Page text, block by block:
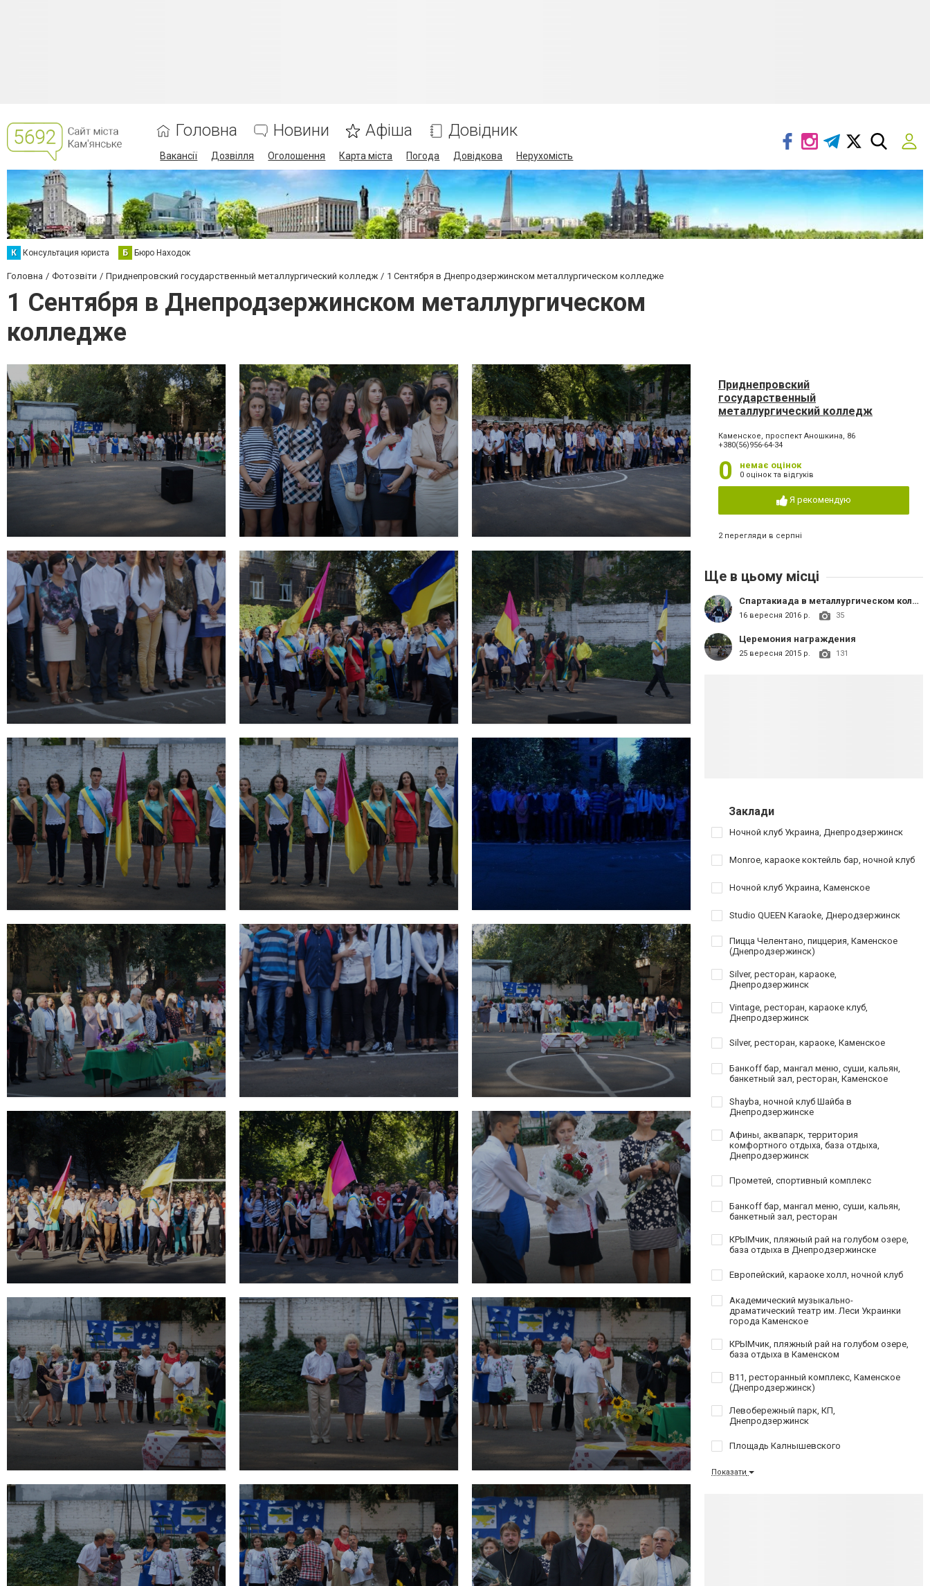
Головна Новини Афіша Довідник
Вакансії Дозвілля Оголошення Карта міста Погода Довідкова Нерухомість
К Консультация юриста Б Бюро Находок
Головна Фотозвіти Приднепровский государственный металлургический колледж 1 Сентября в Днепродзержинском металлургическом колледже
1 Сентября в Днепродзержинском металлургическом
колледже
Приднепровский
государственный
металлургический колледж
Каменское, проспект Аношкина, 86
+380(56)956-64-34
0 немає оцінок
0 оцінок та відгуків
Я рекомендую
2 перегляди в серпні
Ще в цьому місці
Спартакиада в металлургическом колледже
16 вересня 2016 р. 35
Церемония награждения
25 вересня 2015 р. 131
Заклади
Ночной клуб Украина, Днепродзержинск
Monroe, караоке коктейль бар, ночной клуб
Ночной клуб Украина, Каменское
Studio QUEEN Karaoke, Днеродзержинск
Пицца Челентано, пиццерия, Каменское
(Днепродзержинск)
Silver, ресторан, караоке,
Днепродзержинск
Vintage, ресторан, караоке клуб,
Днепродзержинск
Silver, ресторан, караоке, Каменское
Банкoff бар, мангал меню, суши, кальян,
банкетный зал, ресторан, Каменское
Shayba, ночной клуб Шайба в
Днепродзержинске
Афины, аквапарк, территория
комфортного отдыха, база отдыха,
Днепродзержинск
Прометей, спортивный комплекс
Банкoff бар, мангал меню, суши, кальян,
банкетный зал, ресторан
КРЫМчик, пляжный рай на голубом озере,
база отдыха в Днепродзержинске
Европейский, караоке холл, ночной клуб
Академический музыкально-
драматический театр им. Леси Украинки
города Каменское
КРЫМчик, пляжный рай на голубом озере,
база отдыха в Каменском
B11, ресторанный комплекс, Каменское
(Днепродзержинск)
Левобережный парк, КП,
Днепродзержинск
Площадь Калнышевского
Показати